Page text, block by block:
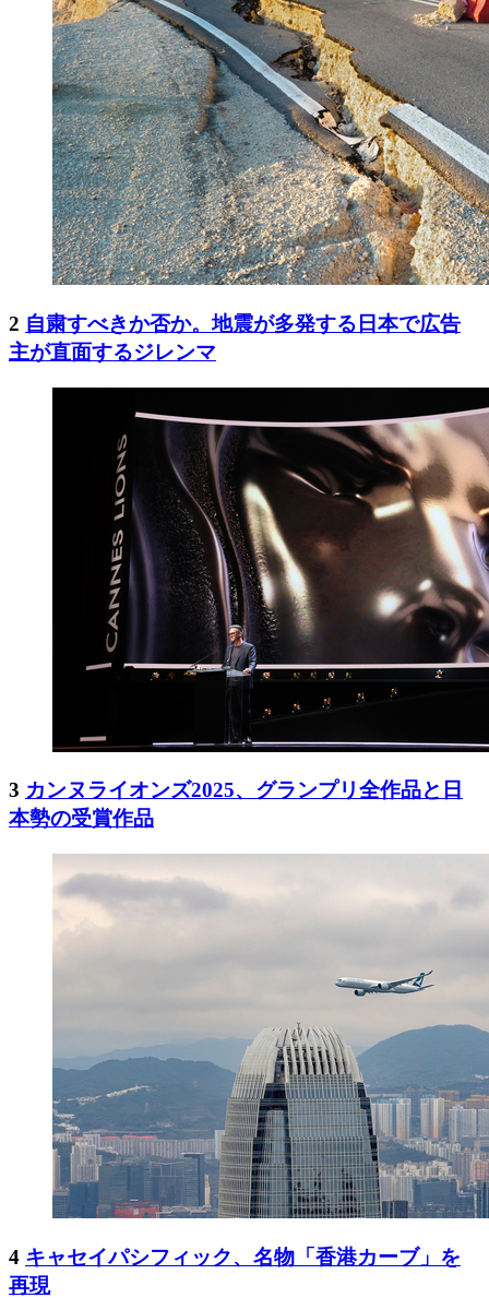
2 自粛すべきか否か。地震が多発する日本で広告
主が直面するジレンマ
3 カンヌライオンズ2025、グランプリ全作品と日
本勢の受賞作品
4 キャセイパシフィック、名物「香港カーブ」を
再現